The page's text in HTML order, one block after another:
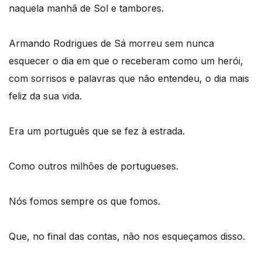
naquela manhã de Sol e tambores.
Armando Rodrigues de Sá morreu sem nunca
esquecer o dia em que o receberam como um herói,
com sorrisos e palavras que não entendeu, o dia mais
feliz da sua vida.
Era um português que se fez à estrada.
Como outros milhões de portugueses.
Nós fomos sempre os que fomos.
Que, no final das contas, não nos esqueçamos disso.